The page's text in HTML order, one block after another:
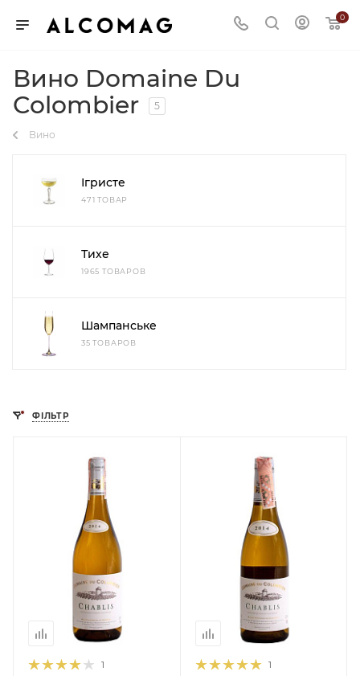
0
Вино Domaine Du
Colombier
5
Вино
Ігристе
471 ТОВАР
Тихе
1965 ТОВАРОВ
Шампанське
35 ТОВАРОВ
ФІЛЬТР
1 1